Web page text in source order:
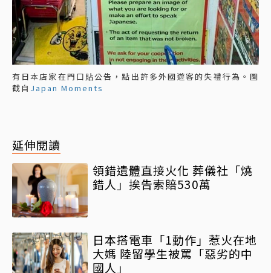
有日本店家在門口貼公告，點出許多外國遊客的失禮行為。圖
截自 Japan Moments
延伸閱讀
領錯遺體直接火化 葬儀社「燒
錯人」挨告索賠530萬
日本搭電車「1動作」惹火在地
大媽 陸留學生被罵「惡劣的中
國人」